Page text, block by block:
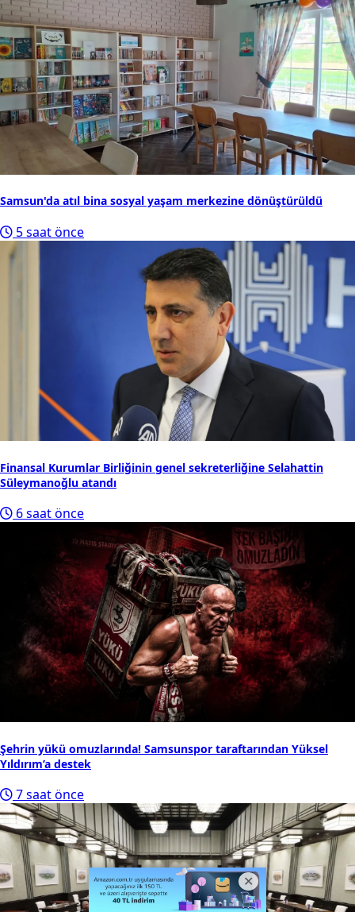
Samsun'da atıl bina sosyal yaşam merkezine dönüştürüldü
5 saat önce
Finansal Kurumlar Birliğinin genel sekreterliğine Selahattin
Süleymanoğlu atandı
6 saat önce
Şehrin yükü omuzlarında! Samsunspor taraftarından Yüksel
Yıldırım’a destek
7 saat önce